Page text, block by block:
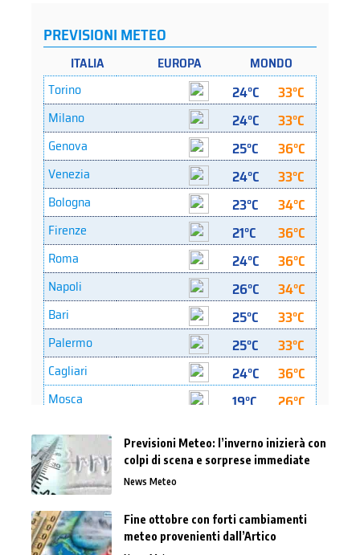
Previsioni Meteo: l’inverno inizierà con
colpi di scena e sorprese immediate
News Meteo
Fine ottobre con forti cambiamenti
meteo provenienti dall’Artico